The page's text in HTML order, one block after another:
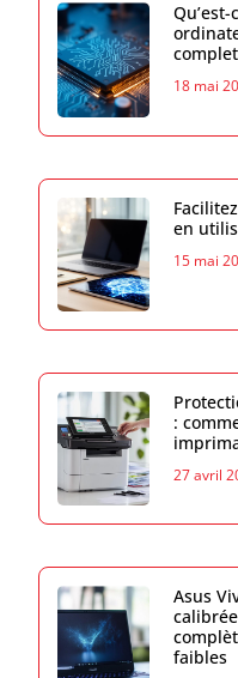
Qu’est-
18 mai
en
15 mai
:
27 avril
Asus
faibles